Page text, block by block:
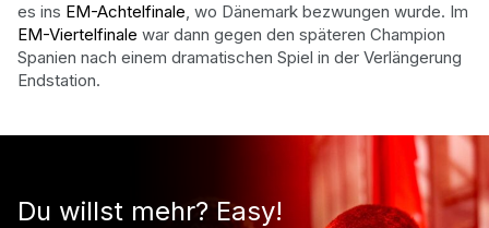
es ins EM-Achtelfinale, wo Dänemark bezwungen wurde. Im
EM-Viertelfinale war dann gegen den späteren Champion
Spanien nach einem dramatischen Spiel in der Verlängerung
Endstation.
Du willst mehr? Easy!